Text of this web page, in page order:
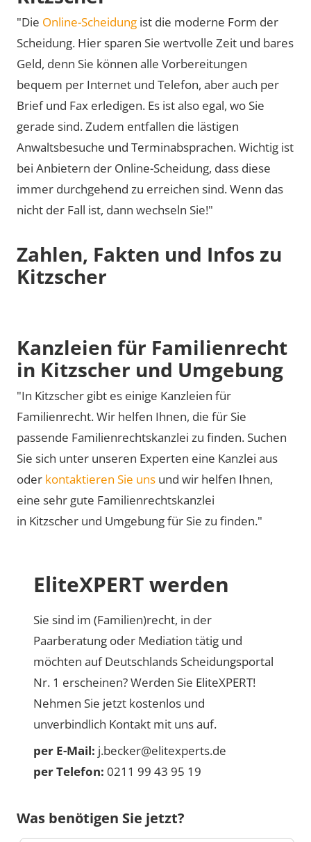
"Die Online-Scheidung ist die moderne Form der
Scheidung. Hier sparen Sie wertvolle Zeit und bares
Geld, denn Sie können alle Vorbereitungen
bequem per Internet und Telefon, aber auch per
Brief und Fax erledigen. Es ist also egal, wo Sie
gerade sind. Zudem entfallen die lästigen
Anwaltsbesuche und Terminabsprachen. Wichtig ist
bei Anbietern der Online-Scheidung, dass diese
immer durchgehend zu erreichen sind. Wenn das
nicht der Fall ist, dann wechseln Sie!"
Zahlen, Fakten und Infos zu
Kitzscher
Kanzleien für Familienrecht
in Kitzscher und Umgebung
"In Kitzscher gibt es einige Kanzleien für
Familienrecht. Wir helfen Ihnen, die für Sie
passende Familienrechtskanzlei zu finden. Suchen
Sie sich unter unseren Experten eine Kanzlei aus
oder kontaktieren Sie uns und wir helfen Ihnen,
eine sehr gute Familienrechtskanzlei
in Kitzscher und Umgebung für Sie zu finden."
EliteXPERT werden
Sie sind im (Familien)recht, in der
Paarberatung oder Mediation tätig und
möchten auf Deutschlands Scheidungsportal
Nr. 1 erscheinen? Werden Sie EliteXPERT!
Nehmen Sie jetzt kostenlos und
unverbindlich Kontakt mit uns auf.
per E-Mail: j.becker@elitexperts.de
per Telefon: 0211 99 43 95 19
Was benötigen Sie jetzt?